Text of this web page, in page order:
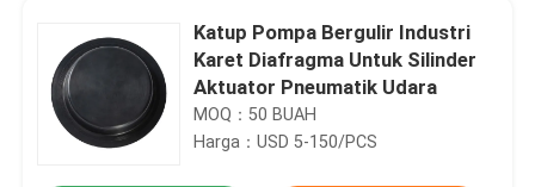
Katup Pompa Bergulir Industri
Karet Diafragma Untuk Silinder
Aktuator Pneumatik Udara
MOQ：50 BUAH
Harga：USD 5-150/PCS